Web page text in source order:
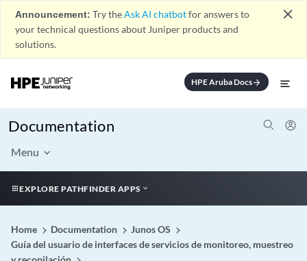
Announcement: Try theAsk AI chatbotfor answers to
your technical questions about Juniper products and
solutions.
close
HPE Aruba Docsarrow_forward
Documentation
Menu
EXPLORE PATHFINDER APPS
Home Documentation
Junos OS
Guía del usuario de interfaces de servicios de monitoreo, muestreo